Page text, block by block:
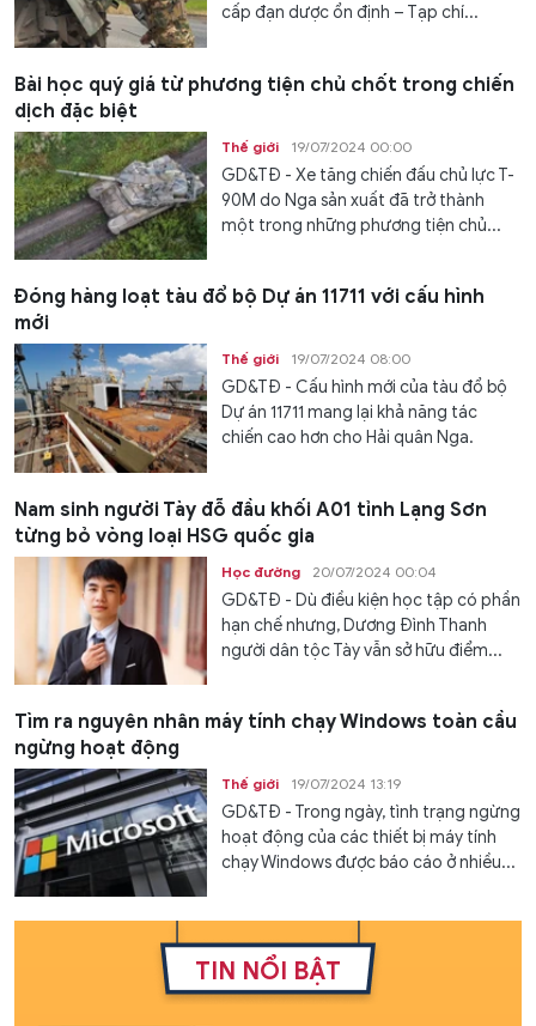
cấp đạn dược ổn định – Tạp chí...
Bài học quý giá từ phương tiện chủ chốt trong chiến
dịch đặc biệt
Thế giới 19/07/2024 00:00
GD&TĐ - Xe tăng chiến đấu chủ lực T-
90M do Nga sản xuất đã trở thành
một trong những phương tiện chủ...
Đóng hàng loạt tàu đổ bộ Dự án 11711 với cấu hình
mới
Thế giới 19/07/2024 08:00
GD&TĐ - Cấu hình mới của tàu đổ bộ
Dự án 11711 mang lại khả năng tác
chiến cao hơn cho Hải quân Nga.
Nam sinh người Tày đỗ đầu khối A01 tỉnh Lạng Sơn
từng bỏ vòng loại HSG quốc gia
Học đường 20/07/2024 00:04
GD&TĐ - Dù điều kiện học tập có phần
hạn chế nhưng, Dương Đình Thanh
người dân tộc Tày vẫn sở hữu điểm...
Tìm ra nguyên nhân máy tính chạy Windows toàn cầu
ngừng hoạt động
Thế giới 19/07/2024 13:19
GD&TĐ - Trong ngày, tình trạng ngừng
hoạt động của các thiết bị máy tính
chạy Windows được báo cáo ở nhiều...
TIN NỔI BẬT